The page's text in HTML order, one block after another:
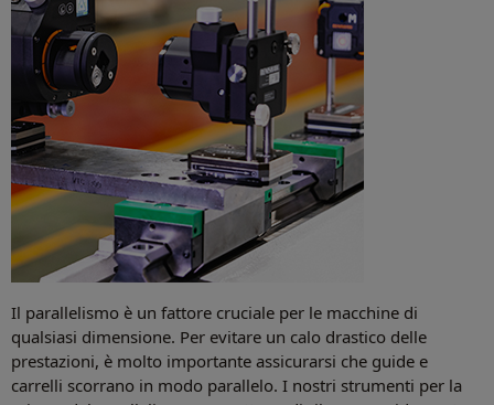
Il parallelismo è un fattore cruciale per le macchine di
qualsiasi dimensione. Per evitare un calo drastico delle
prestazioni, è molto importante assicurarsi che guide e
carrelli scorrano in modo parallelo. I nostri strumenti per la